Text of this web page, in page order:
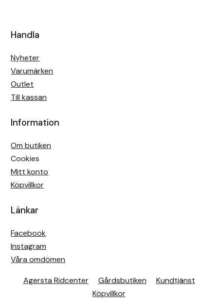
Handla
Nyheter
Varumärken
Outlet
Till kassan
Information
Om butiken
Cookies
Mitt konto
Köpvillkor
Länkar
Facebook
Instagram
Våra omdömen
Agersta Ridcenter Gårdsbutiken
Kundtjänst
Köpvillkor